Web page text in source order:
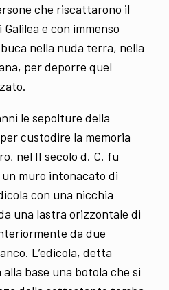
che riscattarono il
e con immenso
nella nuda terra, nella
per deporre quel
le sepolture della
custodire la memoria
nel II secolo d. C. fu
muro intonacato di
con una nicchia
una lastra orizzontale di
da due
L’edicola, detta
alla base una botola che si